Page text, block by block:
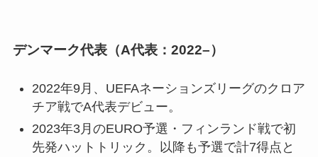
デンマーク代表（A代表：2022–）
2022年9月、UEFAネーションズリーグのクロア
チア戦でA代表デビュー。
2023年3月のEURO予選・フィンランド戦で初
先発ハットトリック。以降も予選で計7得点と